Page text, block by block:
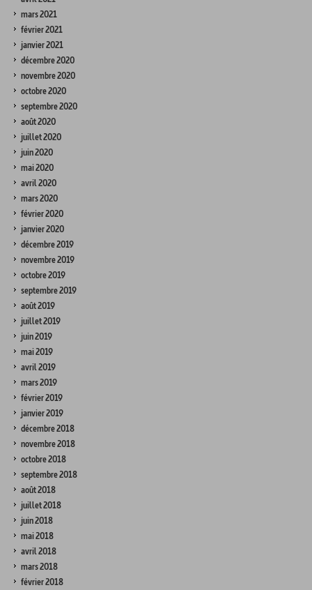
mars 2021
février 2021
janvier 2021
décembre 2020
novembre 2020
octobre 2020
septembre 2020
août 2020
juillet 2020
juin 2020
mai 2020
avril 2020
mars 2020
février 2020
janvier 2020
décembre 2019
novembre 2019
octobre 2019
septembre 2019
août 2019
juillet 2019
juin 2019
mai 2019
avril 2019
mars 2019
février 2019
janvier 2019
décembre 2018
novembre 2018
octobre 2018
septembre 2018
août 2018
juillet 2018
juin 2018
mai 2018
avril 2018
mars 2018
février 2018